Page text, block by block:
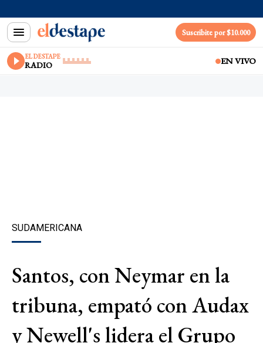
Suscribite por $10.000
EL DESTAPE
RADIO EN VIVO
SUDAMERICANA
Santos, con Neymar en la
tribuna, empató con Audax
y Newell's lidera el Grupo